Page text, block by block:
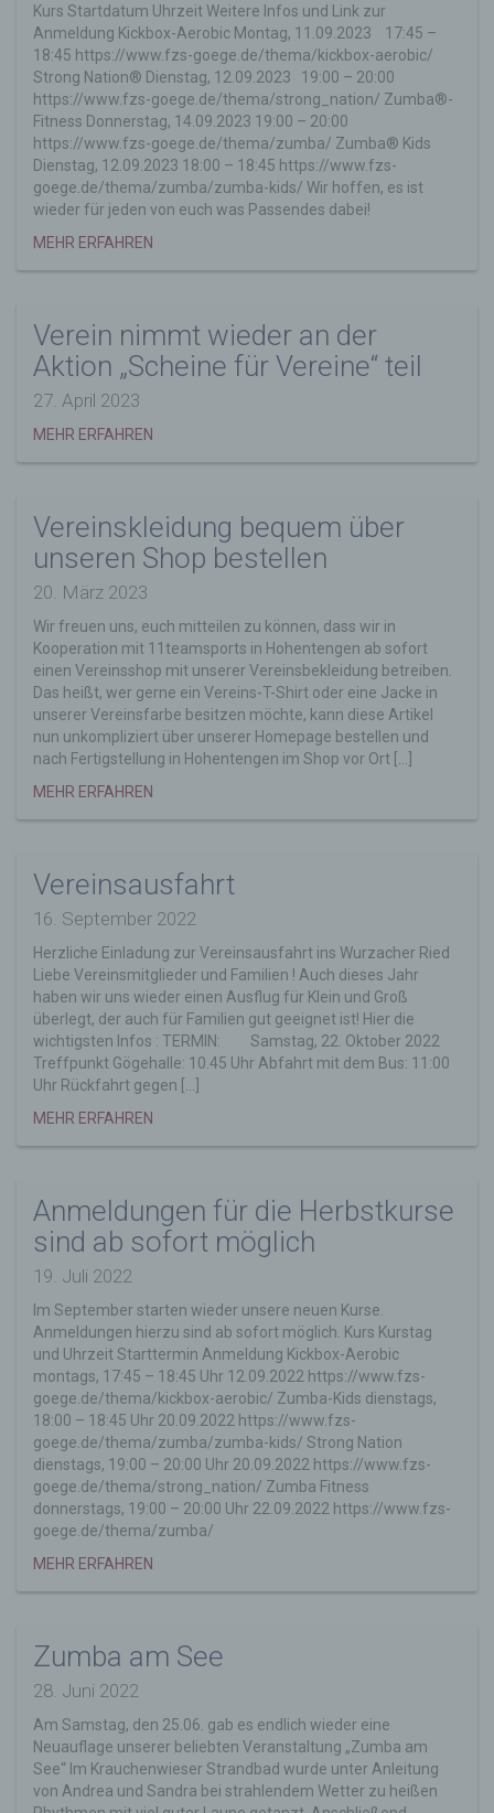
Kurs Startdatum Uhrzeit Weitere Infos und Link zur
Anmeldung Kickbox-Aerobic Montag, 11.09.2023 17:45 –
18:45 https://www.fzs-goege.de/thema/kickbox-aerobic/
Strong Nation® Dienstag, 12.09.2023 19:00 – 20:00
https://www.fzs-goege.de/thema/strong_nation/ Zumba®-
Fitness Donnerstag, 14.09.2023 19:00 – 20:00
https://www.fzs-goege.de/thema/zumba/ Zumba® Kids
Dienstag, 12.09.2023 18:00 – 18:45 https://www.fzs-
goege.de/thema/zumba/zumba-kids/ Wir hoffen, es ist
wieder für jeden von euch was Passendes dabei!
MEHR ERFAHREN
Verein nimmt wieder an der
Aktion „Scheine für Vereine“ teil
27. April 2023
MEHR ERFAHREN
Vereinskleidung bequem über
unseren Shop bestellen
20. März 2023
Wir freuen uns, euch mitteilen zu können, dass wir in
Kooperation mit 11teamsports in Hohentengen ab sofort
einen Vereinsshop mit unserer Vereinsbekleidung betreiben.
Das heißt, wer gerne ein Vereins-T-Shirt oder eine Jacke in
unserer Vereinsfarbe besitzen möchte, kann diese Artikel
nun unkompliziert über unserer Homepage bestellen und
nach Fertigstellung in Hohentengen im Shop vor Ort […]
MEHR ERFAHREN
Vereinsausfahrt
16. September 2022
Herzliche Einladung zur Vereinsausfahrt ins Wurzacher Ried
Liebe Vereinsmitglieder und Familien ! Auch dieses Jahr
haben wir uns wieder einen Ausflug für Klein und Groß
überlegt, der auch für Familien gut geeignet ist! Hier die
wichtigsten Infos : TERMIN: Samstag, 22. Oktober 2022
Treffpunkt Gögehalle: 10.45 Uhr Abfahrt mit dem Bus: 11:00
Uhr Rückfahrt gegen […]
MEHR ERFAHREN
Anmeldungen für die Herbstkurse
sind ab sofort möglich
19. Juli 2022
Im September starten wieder unsere neuen Kurse.
Anmeldungen hierzu sind ab sofort möglich. Kurs Kurstag
und Uhrzeit Starttermin Anmeldung Kickbox-Aerobic
montags, 17:45 – 18:45 Uhr 12.09.2022 https://www.fzs-
goege.de/thema/kickbox-aerobic/ Zumba-Kids dienstags,
18:00 – 18:45 Uhr 20.09.2022 https://www.fzs-
goege.de/thema/zumba/zumba-kids/ Strong Nation
dienstags, 19:00 – 20:00 Uhr 20.09.2022 https://www.fzs-
goege.de/thema/strong_nation/ Zumba Fitness
donnerstags, 19:00 – 20:00 Uhr 22.09.2022 https://www.fzs-
goege.de/thema/zumba/
MEHR ERFAHREN
Zumba am See
28. Juni 2022
Am Samstag, den 25.06. gab es endlich wieder eine
Neuauflage unserer beliebten Veranstaltung „Zumba am
See“ Im Krauchenwieser Strandbad wurde unter Anleitung
von Andrea und Sandra bei strahlendem Wetter zu heißen
verhindern.
Zahlreiche Internetseiten und Server verwenden
Cookies. Viele Cookies enthalten eine sogenannte
Cookie-ID. Eine Cookie-ID ist eine eindeutige
Kennung des Cookies. Sie besteht aus einer
Zeichenfolge, durch welche Internetseiten und
Server dem konkreten Internetbrowser zugeordnet
werden können, in dem das Cookie gespeichert
wurde. Dies ermöglicht es den besuchten
Browser der betroffenen Person von anderen
Internetbrowsern, die andere Cookies enthalten,
und identifiziert werden.
Durch den Einsatz von Cookies kann den Nutzern
dieser Internetseite nutzerfreundlichere Services
bereitstellen, die ohne die Cookie-Setzung nicht
möglich wären.
des Benutzers optimiert werden. Cookies
ermöglichen uns, wie bereits erwähnt, die
Benutzer unserer Internetseite wiederzuerkennen.
Nutzern die Verwendung unserer Internetseite zu
erleichtern. Der Benutzer einer Internetseite, die
Cookies verwendet, muss beispielsweise nicht bei
jedem Besuch der Internetseite erneut seine
Zugangsdaten eingeben, weil dies von der
Internetseite und dem auf dem Computersystem
des Benutzers abgelegten Cookie übernommen
wird. Ein weiteres Beispiel ist das Cookie eines
merkt sich die Artikel, die ein Kunde in den
virtuellen Warenkorb gelegt hat, über ein Cookie.
Cookies durch unsere Internetseite jederzeit
mittels einer entsprechenden Einstellung des
genutzten Internetbrowsers verhindern und damit
der Setzung von Cookies dauerhaft
widersprechen. Ferner können bereits gesetzte
Cookies jederzeit über einen Internetbrowser oder
andere Softwareprogramme gelöscht werden. Dies
ist in allen gängigen Internetbrowsern möglich.
Deaktiviert die betroffene Person die Setzung von
Cookies in dem genutzten Internetbrowser, sind
unter Umständen nicht alle Funktionen unserer
Internetseite vollumfänglich nutzbar.
Erfassung von allgemeinen Daten und
Die Internetseite erfasst mit jedem Aufruf der
Internetseite durch eine betroffene Person oder ein
automatisiertes System eine Reihe von
allgemeinen Daten und Informationen. Diese
allgemeinen Daten und Informationen werden in
den Logfiles des Servers gespeichert. Erfasst
werden können die (1) verwendeten Browsertypen
und Versionen, (2) das vom zugreifenden System
verwendete Betriebssystem, (3) die Internetseite,
von welcher ein zugreifendes System auf unsere
Internetseite gelangt (sogenannte Referrer), (4) die
Unterwebseiten, welche über ein zugreifendes
System auf unserer Internetseite angesteuert
werden, (5) das Datum und die Uhrzeit eines
Zugriffs auf die Internetseite, (6) eine Internet-
Protokoll-Adresse (IP-Adresse), (7) der Internet-
Service-Provider des zugreifenden Systems und
(8) sonstige ähnliche Daten und Informationen, die
der Gefahrenabwehr im Falle von Angriffen auf
dienen.
Informationen ziehen wird keine Rückschlüsse auf
die betroffene Person. Diese Informationen werden
vielmehr benötigt, um (1) die Inhalte unserer
Internetseite korrekt auszuliefern, (2) die Inhalte
unserer Internetseite sowie die Werbung für diese
zu optimieren, (3) die dauerhafte